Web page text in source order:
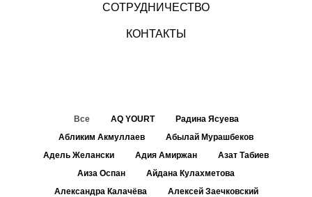
СОТРУДНИЧЕСТВО
КОНТАКТЫ
Все AQ YOURT
Радина Ясуева
Абликим Акмуллаев
Абылай Мурашбеков
Адель Желански
Адия Амиржан
Азат Табиев
Аиза Оспан
Айдана Кулахметова
Александра Калачёва
Алексей Заечковский